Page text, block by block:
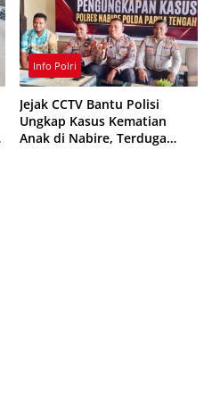
Info Polri
Jejak CCTV Bantu Polisi
Ungkap Kasus Kematian
Anak di Nabire, Terduga